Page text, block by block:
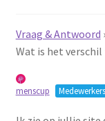
Wasbaar
Toebehoren
Schoonmaken
Vraag & Antwoord ›
Wat is het verschil
menscup Medewerkers